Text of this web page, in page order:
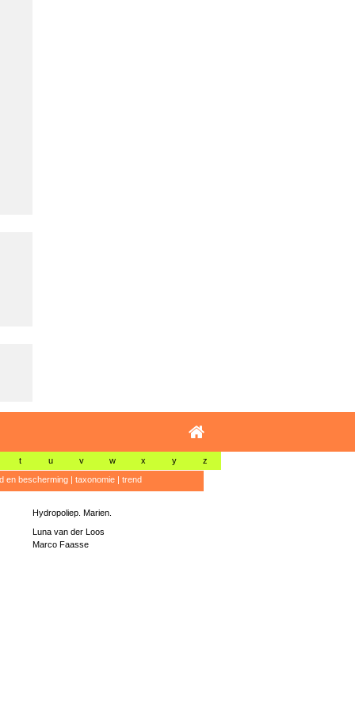
t u v w x y z
en bescherming| taxonomie| trend
Hydropoliep. Marien.
Luna van der Loos
Marco Faasse